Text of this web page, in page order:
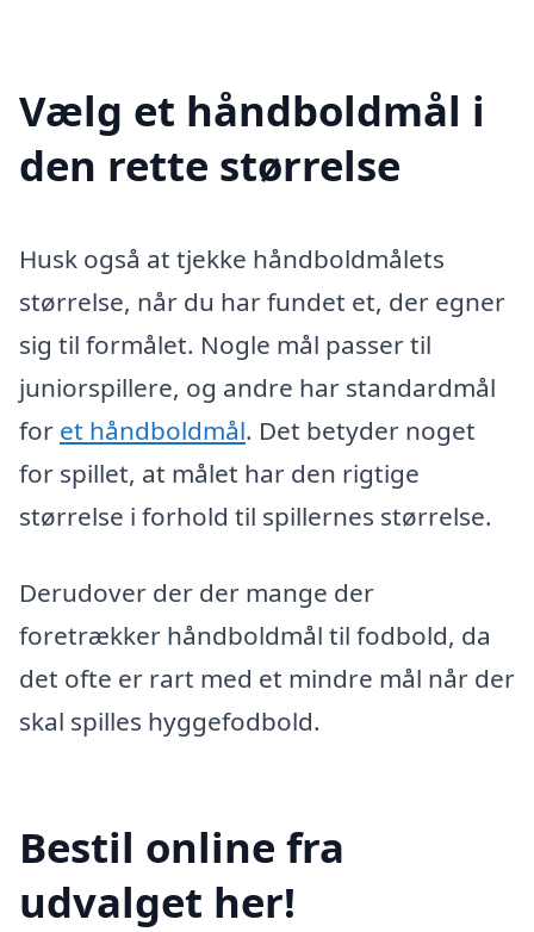
Vælg et håndboldmål i
den rette størrelse
Husk også at tjekke håndboldmålets
størrelse, når du har fundet et, der egner
sig til formålet. Nogle mål passer til
juniorspillere, og andre har standardmål
for et håndboldmål. Det betyder noget
for spillet, at målet har den rigtige
størrelse i forhold til spillernes størrelse.
Derudover der der mange der
foretrækker håndboldmål til fodbold, da
det ofte er rart med et mindre mål når der
skal spilles hyggefodbold.
Bestil online fra
udvalget her!